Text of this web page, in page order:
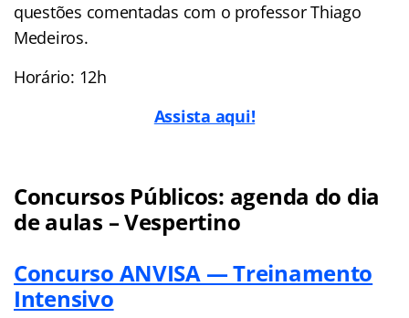
questões comentadas com o professor Thiago
Medeiros.
Horário: 12h
Assista aqui!
Concursos Públicos: agenda do dia
de aulas – Vespertino
Concurso ANVISA — Treinamento
Intensivo